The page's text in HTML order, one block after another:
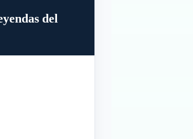
del